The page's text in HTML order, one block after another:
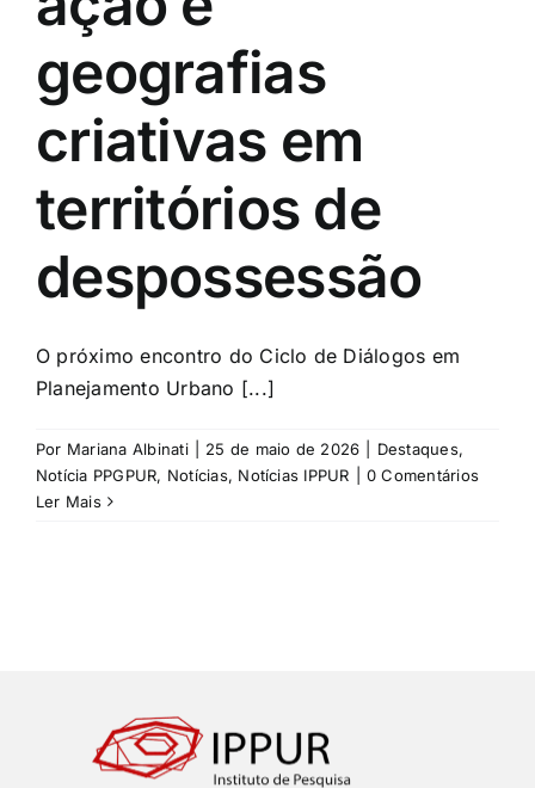
geografias
criativas em
territórios de
despossessão
O próximo encontro do Ciclo de Diálogos em
Planejamento Urbano [...]
Por Mariana Albinati 25 de maio de 2026 Destaques,
Notícia PPGPUR, Notícias, Notícias IPPUR
0 Comentários
Ler Mais